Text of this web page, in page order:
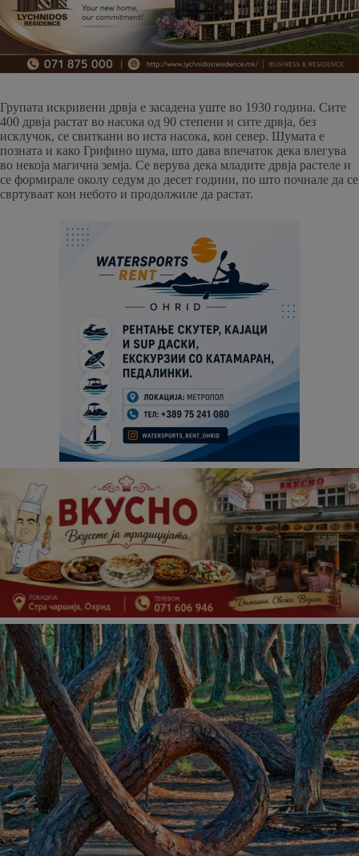
Групата искривени дрвја е засадена уште во 1930 година. Сите
400 дрвја растат во насока од 90 степени и сите дрвја, без
исклучок, се свиткани во иста насока, кон север. Шумата е
позната и како Грифино шума, што дава впечаток дека влегува
во некоја магична земја. Се верува дека младите дрвја растеле и
се формирале околу седум до десет години, по што почнале да се
свртуваат кон небото и продолжиле да растат.